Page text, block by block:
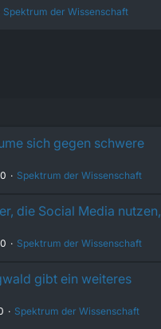
Spektrum der Wissenschaft
sich gegen schwere
Spektrum der Wissenschaft
die Social Media nutzen,
Spektrum der Wissenschaft
gibt ein weiteres
Spektrum der Wissenschaft